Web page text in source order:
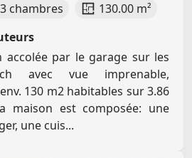
3 chambres
130.00 m²
accolée par le garage sur les
avec vue imprenable,
130 m2 habitables sur 3.86
maison est composée: une
une cuis...